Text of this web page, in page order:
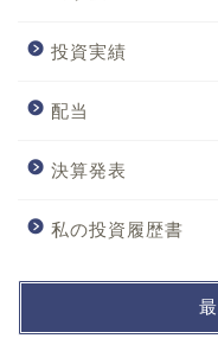
投資実績
配当
決算発表
私の投資履歴書